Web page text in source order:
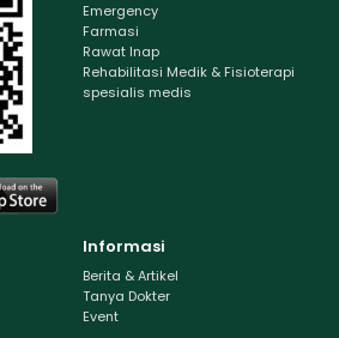
Emergency
Farmasi
Rawat Inap
Rehabilitasi Medik & Fisioterapi
spesialis medis
Informasi
Berita & Artikel
Tanya Dokter
Event